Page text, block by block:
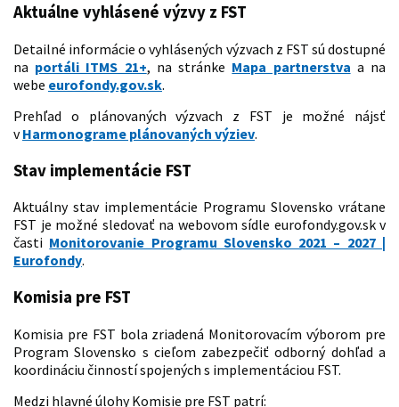
Aktuálne vyhlásené výzvy z FST
Detailné informácie o vyhlásených výzvach z FST sú dostupné
na portáli ITMS 21+, na stránke Mapa partnerstva a na
webe eurofondy.gov.sk.
Prehľad o plánovaných výzvach z FST je možné nájsť
vHarmonograme plánovaných výziev.
Stav implementácie FST
Aktuálny stav implementácie Programu Slovensko vrátane
FST je možné sledovať na webovom sídle eurofondy.gov.sk v
časti Monitorovanie Programu Slovensko 2021 – 2027 |
Eurofondy.
Komisia pre FST
Komisia pre FST bola zriadená Monitorovacím výborom pre
Program Slovensko s cieľom zabezpečiť odborný dohľad a
koordináciu činností spojených s implementáciou FST.
Medzi hlavné úlohy Komisie pre FST patrí: